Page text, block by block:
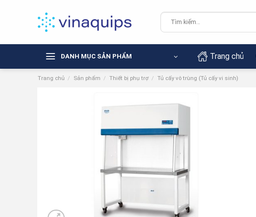
Tìm
kiếm:
DANH MỤC SẢN PHẨM Trang chủ
Trang chủ / Sản phẩm / Thiết bị phụ trợ / Tủ cấy vô trùng (Tủ cấy vi sinh)